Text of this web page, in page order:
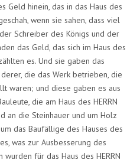
Geld hinein, das in das Haus des
wenn sie sahen, dass viel
Schreiber des Königs und der
das Geld, das sich im Haus des
es. Und sie gaben das
die das Werk betrieben, die
waren; und diese gaben es aus
die am Haus des HERRN
an die Steinhauer und um Holz
das Baufällige des Hauses des
was zur Ausbesserung des
für das Haus des HERRN